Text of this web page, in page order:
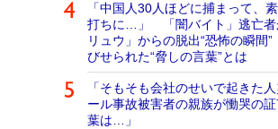
「中国人30人ほどに捕まって、
打ちに…」 「闇バイト」逃亡者
リュウ」からの脱出“恐怖の瞬間
びせられた“脅しの言葉”とは
「そもそも会社のせいで起きた
ール事故被害者の親族が慟哭の
葉は…」